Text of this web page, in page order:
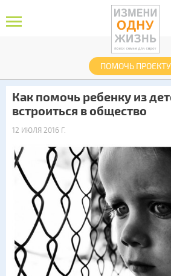
ПОМОЧЬ ПРОЕКТУ
Как помочь ребенку из
встроиться в общество
12 ИЮЛЯ 2016 Г.